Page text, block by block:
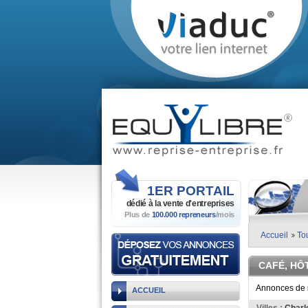
1ER PORTAIL
dédié à la vente d'entreprises
Plus de 100.000 repreneurs/mois
ACCUEIL
Accueil
CAFÉ,
Annonces de